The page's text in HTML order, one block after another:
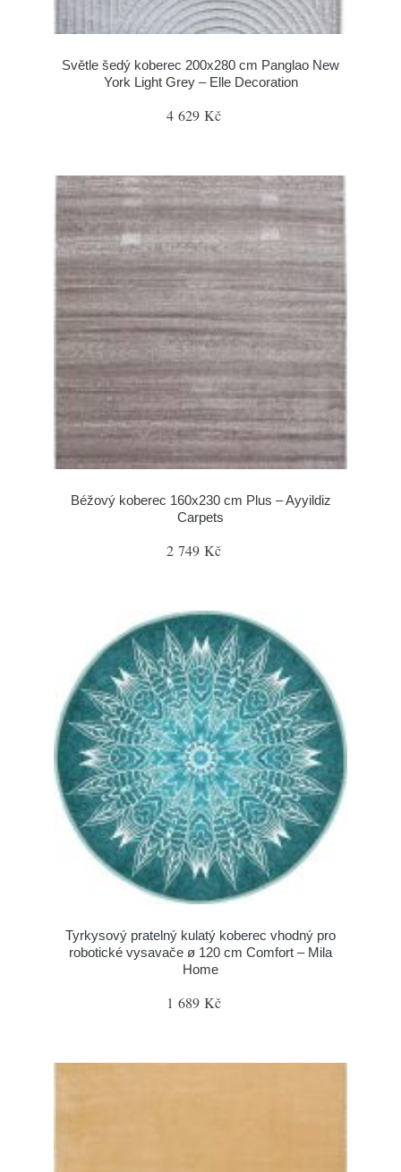
Světle šedý koberec 200x280 cm Panglao New
York Light Grey – Elle Decoration
4 629 Kč
Béžový koberec 160x230 cm Plus – Ayyildiz
Carpets
2 749 Kč
Tyrkysový pratelný kulatý koberec vhodný pro
robotické vysavače ø 120 cm Comfort – Mila
Home
1 689 Kč